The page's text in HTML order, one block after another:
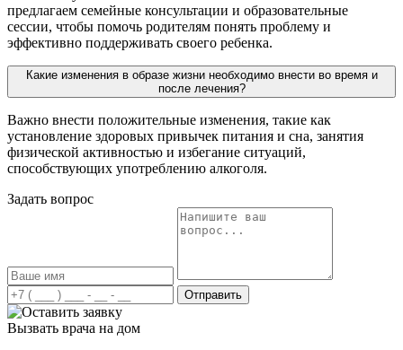
предлагаем семейные консультации и образовательные
сессии, чтобы помочь родителям понять проблему и
эффективно поддерживать своего ребенка.
Какие изменения в образе жизни необходимо внести во время и
после лечения?
Важно внести положительные изменения, такие как
установление здоровых привычек питания и сна, занятия
физической активностью и избегание ситуаций,
способствующих употреблению алкоголя.
Задать вопрос
Отправить
Вызвать врача на дом